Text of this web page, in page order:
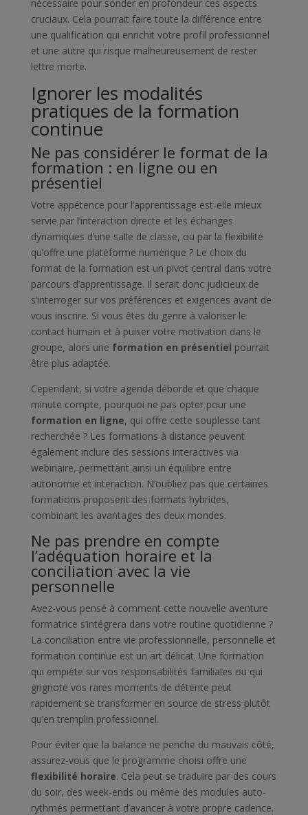
nécessaire pour sonder en profondeur ces aspects
cruciaux. Cela pourrait faire toute la différence entre
une qualification qui enrichit votre profil professionnel
et une autre qui risque malheureusement de rester
lettre morte.
Ignorer les modalités
pratiques de la formation
continue
Ne pas considérer le format de la
formation : en ligne ou en
présentiel
Votre appétence pour l’apprentissage est-elle mieux
servie par l’interaction directe et les échanges
dynamiques d’une salle de classe, ou par la flexibilité
qu’offre une plateforme numérique ? Le choix du
format de la formation est un pivot central dans votre
parcours d’apprentissage. Il serait donc judicieux de
s’interroger sur vos préférences et exigences avant de
vous inscrire. Si vous êtes du genre à valoriser le
contact humain et à puiser votre motivation dans le
groupe, alors une formation en présentiel pourrait
être plus adaptée.
Cependant, si votre agenda déborde et que chaque
minute compte, pourquoi ne pas opter pour une
formation en ligne, qui offre cette souplesse tant
recherchée ? Les formations à distance peuvent
également inclure des sessions interactives via
webinaire, permettant ainsi un équilibre entre
autonomie et interaction. N’oubliez pas que certaines
formations proposent des formats hybrides,
combinant les avantages des deux mondes.
Ne pas prendre en compte
l’adéquation horaire et la
conciliation avec la vie
personnelle
Avez-vous pensé à comment cette nouvelle aventure
formatrice s’intégrera dans votre routine quotidienne ?
La conciliation entre vie professionnelle, personnelle et
formation continue est un art délicat. Une formation
qui empiète sur vos responsabilités familiales ou qui
grignote vos rares moments de détente peut
rapidement se transformer en source de stress plutôt
qu’en tremplin professionnel.
Pour éviter que la balance ne penche du mauvais côté,
assurez-vous que le programme choisi offre une
flexibilité horaire. Cela peut se traduire par des cours
du soir, des week-ends ou même des modules auto-
rythmés permettant d’avancer à votre propre cadence.